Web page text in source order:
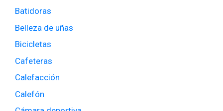
Batidoras
Belleza de uñas
Bicicletas
Cafeteras
Calefacción
Calefón